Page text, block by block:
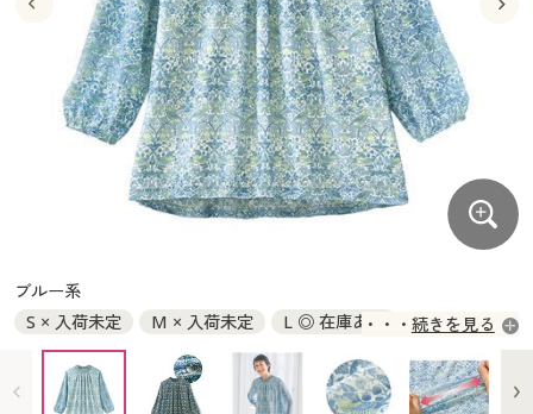
カーテン・ラグ・ファブリック
制服・学生服
ジュニア・ティーンズ下着
大きいサイズ通販すべて
大きいサイズ レディース服
大きいサイズ レディース下着
大きいサイズ 事務・制服
バーゲン
バーゲンセール
シークレットセール
詳細検索
商品カテゴリ一覧
カタログ・チラシからのご注文
デジタルカタログ
ジュニア・ティーンズ下着
大きいサイズ レディース服
大きいサイズ レディース下着
大きいサイズ メンズ
バーゲンセール
シークレットセール
詳細検索
商品カテゴリ一覧
カタログ
カタログ・チラシからのご注文
カタログ無料プレゼント
会員メニュー
ブルー系
S × 入荷未定
M × 入荷未定
L ◎ 在庫あり
LL ○ 在庫わずか
続きを見る